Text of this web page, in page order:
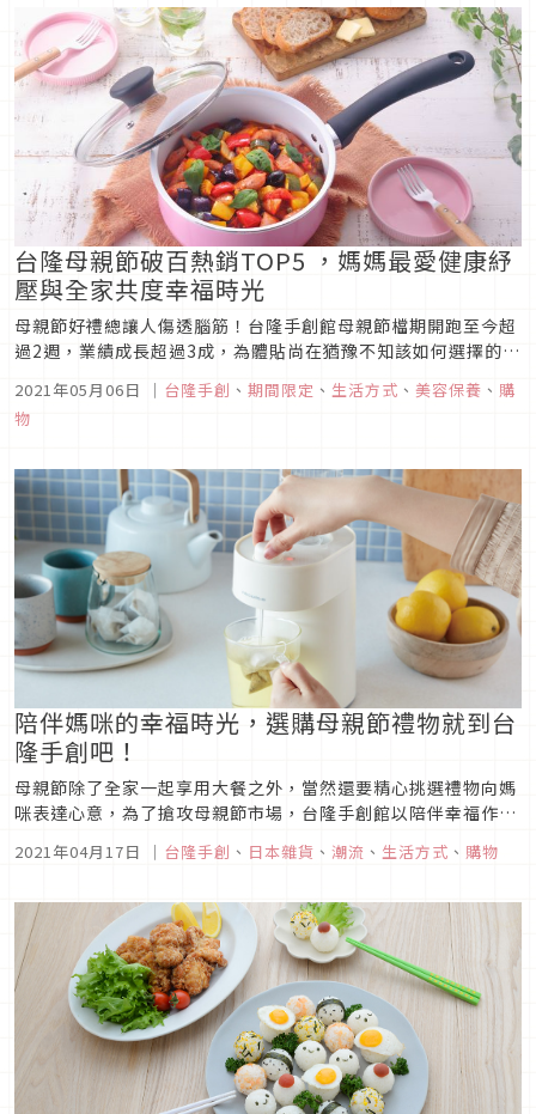
台隆母親節破百熱銷TOP5 ，媽媽最愛健康紓
壓與全家共度幸福時光
母親節好禮總讓人傷透腦筋！台隆手創館母親節檔期開跑至今超
過2週，業績成長超過3成，為體貼尚在猶豫不知該如何選擇的消
解決民眾送禮困擾。據台隆統計，放鬆紓壓、美容保養商品銷量
依舊是遙遙領先，顯見國人在忙碌生活與防疫中，還是喜歡選擇
2021年05月06日 ｜ 台隆手創 、 期間限定 、 生活方式 、 美容保養 、 購
物
陪伴媽咪的幸福時光，選購母親節禮物就到台
隆手創吧！
母親節除了全家一起享用大餐之外，當然還要精心挑選禮物向媽
咪表達心意，為了搶攻母親節市場，台隆手創館以陪伴幸福作為
的機會，4月13日至5月9日不僅祭出電子會員單筆消費滿3,000
地區5...
2021年04月17日 ｜ 台隆手創 、 日本雜貨 、 潮流 、 生活方式 、 購物